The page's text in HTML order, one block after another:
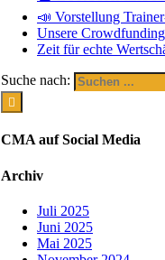
📣 Vorstellung
Unsere
Zeit für echte
Suche nach:
CMA auf Social Media
Archiv
Juli 2025
Juni 2025
Mai 2025